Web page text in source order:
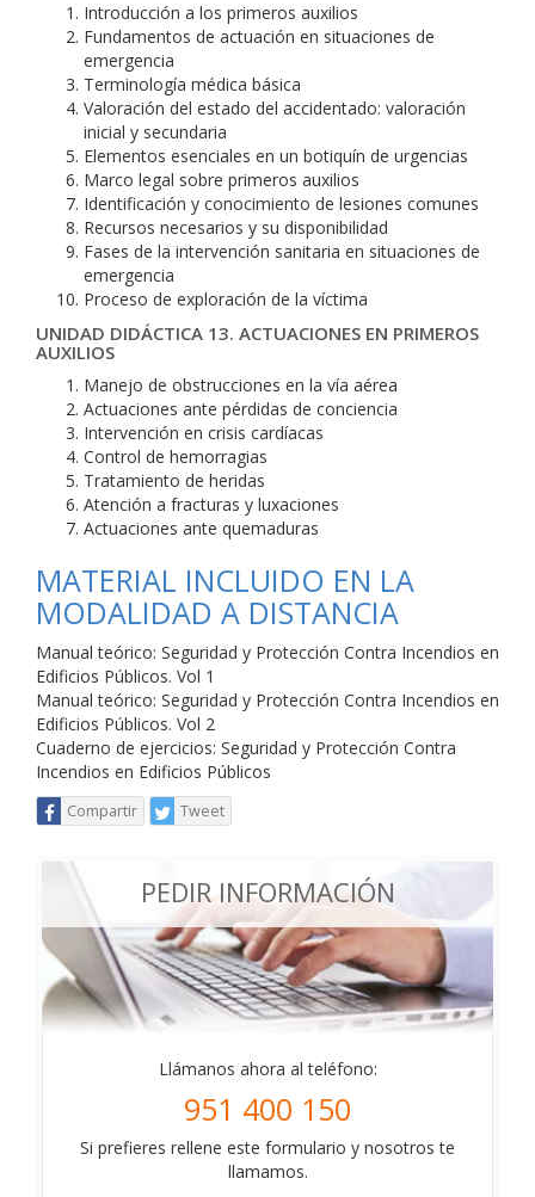
Introducción a los primeros auxilios
Fundamentos de actuación en situaciones de
emergencia
Terminología médica básica
Valoración del estado del accidentado: valoración
inicial y secundaria
Elementos esenciales en un botiquín de urgencias
Marco legal sobre primeros auxilios
Identificación y conocimiento de lesiones comunes
Recursos necesarios y su disponibilidad
Fases de la intervención sanitaria en situaciones de
emergencia
Proceso de exploración de la víctima
UNIDAD DIDÁCTICA 13. ACTUACIONES EN PRIMEROS
AUXILIOS
Manejo de obstrucciones en la vía aérea
Actuaciones ante pérdidas de conciencia
Intervención en crisis cardíacas
Control de hemorragias
Tratamiento de heridas
Atención a fracturas y luxaciones
Actuaciones ante quemaduras
MATERIAL INCLUIDO EN LA
MODALIDAD A DISTANCIA
Manual teórico: Seguridad y Protección Contra Incendios en
Edificios Públicos. Vol 1
Manual teórico: Seguridad y Protección Contra Incendios en
Edificios Públicos. Vol 2
Cuaderno de ejercicios: Seguridad y Protección Contra
Incendios en Edificios Públicos
Compartir Tweet
PEDIR INFORMACIÓN
Llámanos ahora al teléfono:
951 400 150
Si prefieres rellene este formulario y nosotros te
llamamos.